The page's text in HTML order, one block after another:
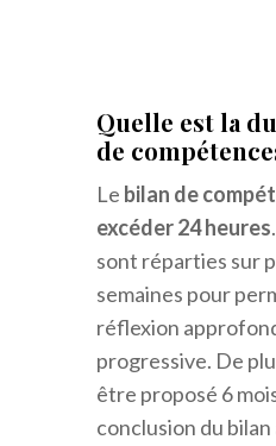
Quelle est la
de
Le bilan de
excéder 24 heures
sont réparties sur
semaines pour
réflexion
progressive. De
être proposé 6
conclusion du bilan